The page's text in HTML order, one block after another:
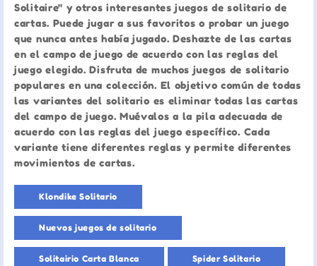
Solitaire" y otros interesantes juegos de solitario de
cartas. Puede jugar a sus favoritos o probar un juego
que nunca antes había jugado. Deshazte de las cartas
en el campo de juego de acuerdo con las reglas del
juego elegido. Disfruta de muchos juegos de solitario
populares en una colección. El objetivo común de todas
las variantes del solitario es eliminar todas las cartas
del campo de juego. Muévalos a la pila adecuada de
acuerdo con las reglas del juego específico. Cada
variante tiene diferentes reglas y permite diferentes
movimientos de cartas.
Klondike Solitario
Nuevos juegos de solitario
Solitairio Carta Blanca Spider Solitario